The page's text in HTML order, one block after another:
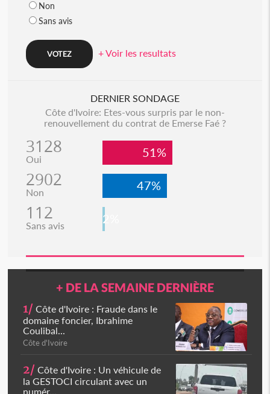
Non
Sans avis
+ Voir les resultats
DERNIER SONDAGE
Côte d'Ivoire: Etes-vous surpris par le non-
renouvellement du contrat de Emerse Faé ?
3128
Oui 51%
2902
Non 47%
112
Sans avis 2%
+ DE LA SEMAINE DERNIÈRE
1/ Côte d'Ivoire : Fraude dans le
domaine foncier, Ibrahime
Coulibal...
Côte d'Ivoire
2/ Côte d'Ivoire : Un véhicule de
la GESTOCI circulant avec un
numér...